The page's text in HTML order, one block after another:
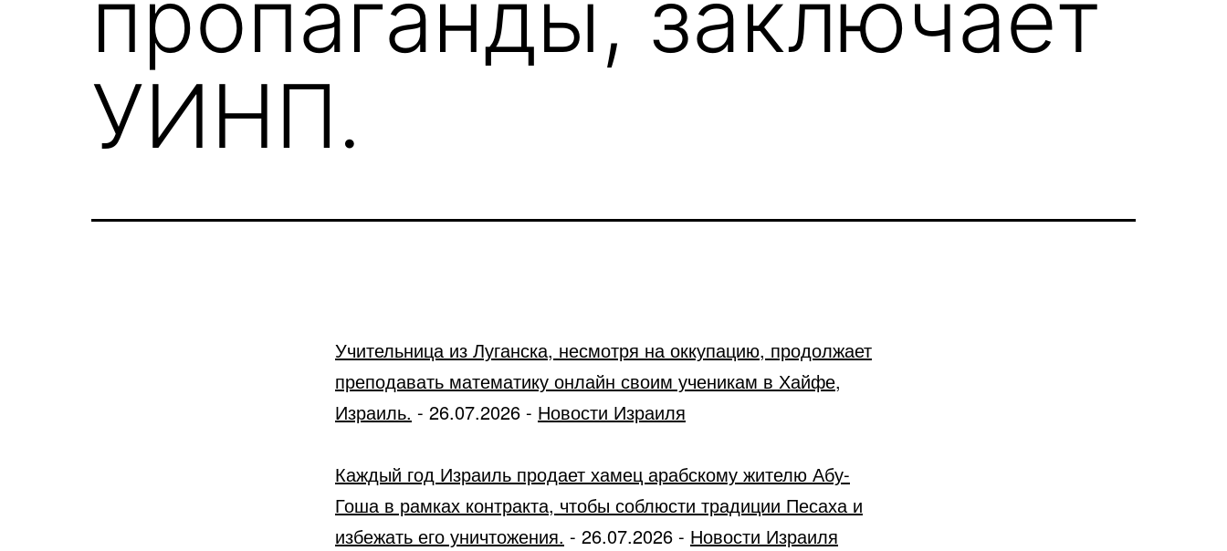
УИНП.
Учительница из Луганска, несмотря на оккупацию, продолжает
преподавать математику онлайн своим ученикам в Хайфе,
Израиль. - 26.07.2026 - Новости Израиля
Каждый год Израиль продает хамец арабскому жителю Абу-
Гоша в рамках контракта, чтобы соблюсти традиции Песаха и
избежать его уничтожения. - 26.07.2026 - Новости Израиля